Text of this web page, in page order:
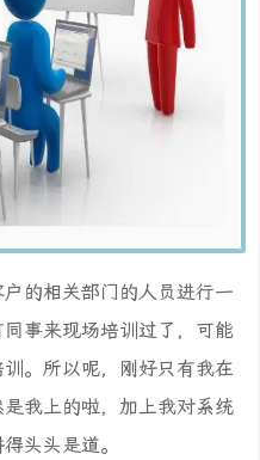
的相关部门的人员进行一
事来现场培训过了，可能
。所以呢，刚好只有我在
我上的啦，加上我对系统
头头是道。